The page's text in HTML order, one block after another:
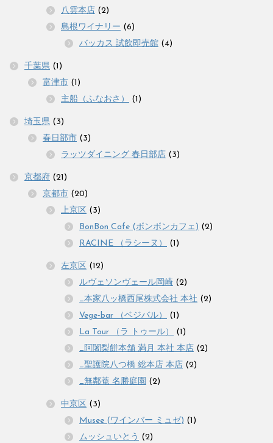
八雲本店 (2)
島根ワイナリー (6)
バッカス 試飲即売館 (4)
千葉県 (1)
富津市 (1)
主船（ふなおさ）
(1)
埼玉県 (3)
春日部市 (3)
ラッツダイニング 春日部店 (3)
京都府 (21)
京都市 (20)
上京区 (3)
BonBon Cafe (ボンボンカフェ) (2)
RACINE （ラシーヌ）
(1)
左京区 (12)
ルヴェソンヴェール岡崎 (2)
_本家八ッ橋西尾株式会社 本社 (2)
Vege-bar （ベジバル）
(1)
La Tour （ラ トゥール）
(1)
_阿闍梨餅本舗 満月 本社 本店 (2)
_聖護院八つ橋 総本店 本店 (2)
_無鄰菴 名勝庭園 (2)
中京区 (3)
Musee (ワインバー ミュゼ) (1)
ムッシュいとう (2)